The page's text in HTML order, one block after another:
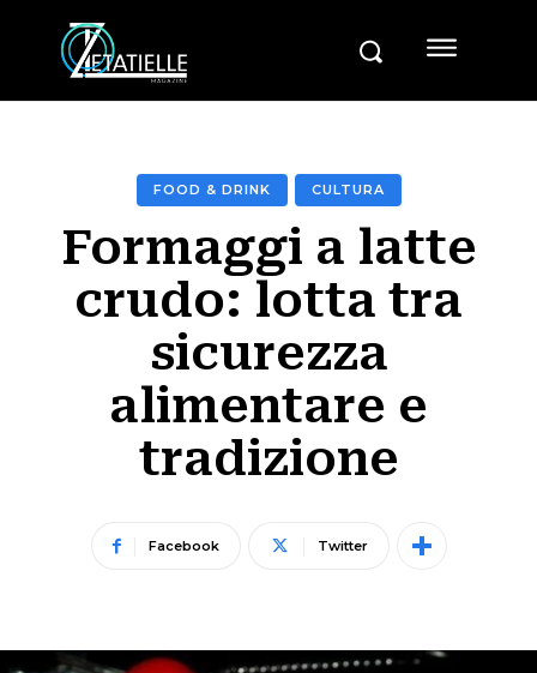
FOOD & DRINK CULTURA
Formaggi a latte
crudo: lotta tra
sicurezza
alimentare e
tradizione
Facebook Twitter